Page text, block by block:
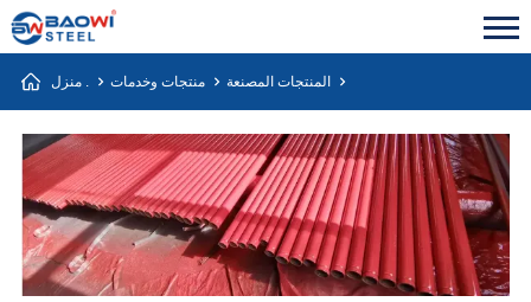
منزل . منتجات وخدمات المنتجات المصنعة